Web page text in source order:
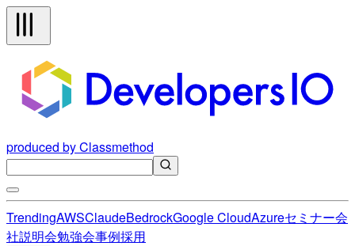
produced by Classmethod
TrendingAWSClaudeBedrockGoogle CloudAzureセミナー会
社説明会勉強会事例採用